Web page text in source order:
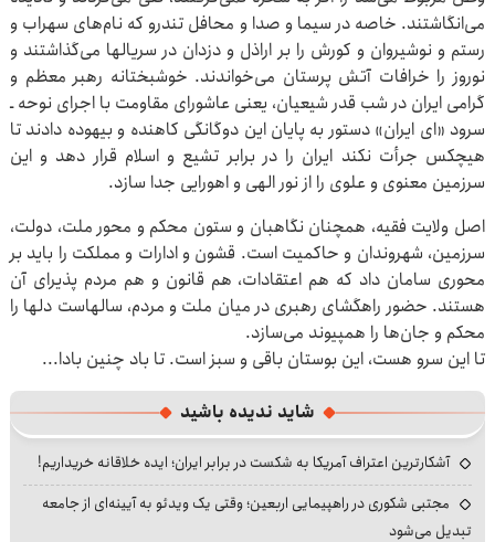
می‌انگاشتند. خاصه در سیما و صدا و محافل تندرو که نام‌های سهراب و
رستم و نوشیروان و کورش را بر اراذل و دزدان در سریالها می‌گذاشتند و
نوروز را خرافات آتش پرستان می‌خواندند. خوشبختانه رهبر معظم و
گرامی ایران در شب قدر شیعیان، یعنی عاشورای مقاومت با اجرای نوحه ـ
سرود «ای ایران» دستور به پایان این دوگانگی کاهنده و بیهوده دادند تا
هیچکس جرأت نکند ایران را در برابر تشیع و اسلام قرار دهد و این
سرزمین معنوی و علوی را از نور الهی و اهورایی جدا سازد.
اصل ولایت فقیه، همچنان نگاهبان و ستون محکم و محور ملت، دولت،
سرزمین، شهروندان و حاکمیت است. قشون و ادارات و مملکت را باید بر
محوری سامان داد که هم اعتقادات، هم قانون و هم مردم پذیرای آن
هستند. حضور راهگشای رهبری در میان ملت و مردم، سالهاست دلها را
محکم و جان‌ها را همپیوند می‌سازد.
تا این سرو هست، این بوستان باقی و سبز است. تا باد چنین بادا...
شاید ندیده باشید
آشکارترین اعتراف آمریکا به شکست در برابر ایران؛ ایده خلاقانه خریداریم!
مجتبی شکوری در راهپیمایی اربعین؛ وقتی یک ویدئو به آیینه‌ای از جامعه
تبدیل می‌شود